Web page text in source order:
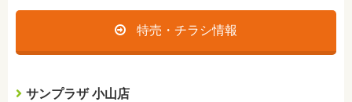
特売・チラシ情報
サンプラザ 小山店